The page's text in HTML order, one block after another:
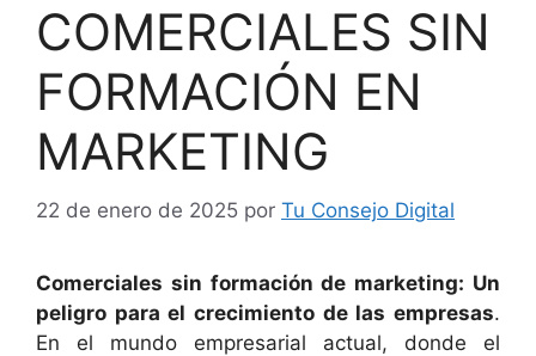
COMERCIALES SIN
FORMACIÓN EN
MARKETING
22 de enero de 2025 por Tu Consejo Digital
Comerciales sin formación de marketing: Un
peligro para el crecimiento de las empresas.
En el mundo empresarial actual, donde el